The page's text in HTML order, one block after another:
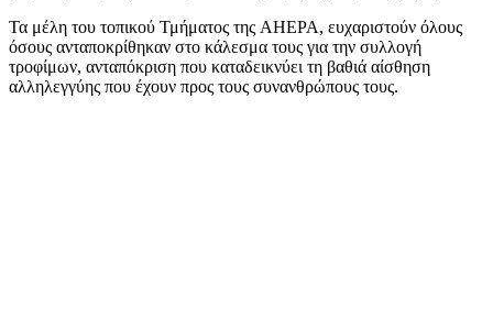
Τα μέλη του τοπικού Τμήματος της AHEPA, ευχαριστούν όλους
όσους ανταποκρίθηκαν στο κάλεσμα τους για την συλλογή
τροφίμων, ανταπόκριση που καταδεικνύει τη βαθιά αίσθηση
αλληλεγγύης που έχουν προς τους συνανθρώπους τους.